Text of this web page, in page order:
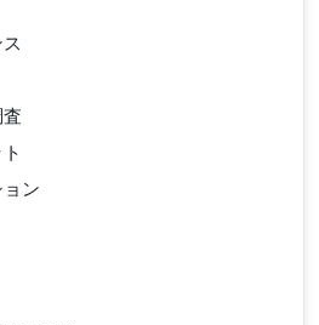
ン